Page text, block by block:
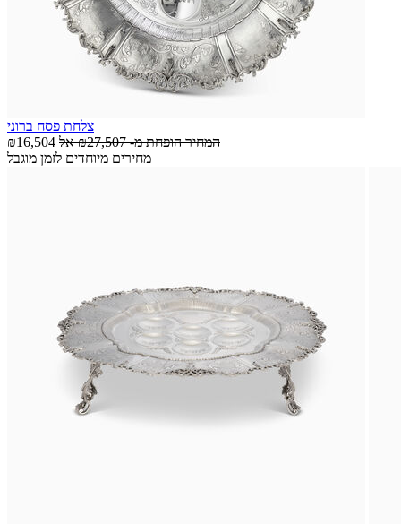
צלחת פסח ברוני
₪16,504
המחיר הופחת מ-₪27,507 אל
מחירים מיוחדים לזמן מוגבל